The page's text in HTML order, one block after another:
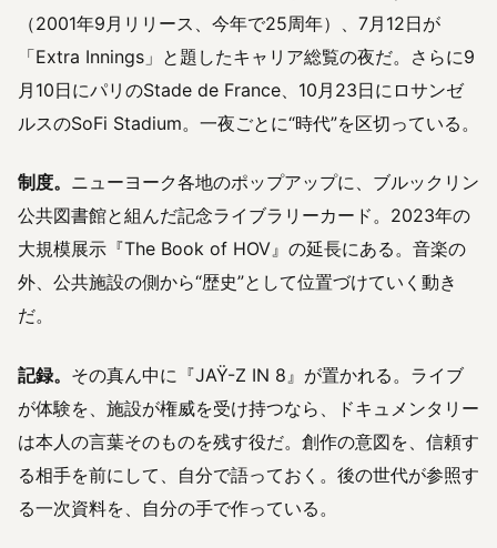
（2001年9月リリース、今年で25周年）、7月12日が
「Extra Innings」と題したキャリア総覧の夜だ。さらに9
月10日にパリのStade de France、10月23日にロサンゼ
ルスのSoFi Stadium。一夜ごとに“時代”を区切っている。
制度。 ニューヨーク各地のポップアップに、ブルックリン
公共図書館と組んだ記念ライブラリーカード。2023年の
大規模展示『The Book of HOV』の延長にある。音楽の
外、公共施設の側から“歴史”として位置づけていく動き
だ。
記録。 その真ん中に『JAŸ-Z IN 8』が置かれる。ライブ
が体験を、施設が権威を受け持つなら、ドキュメンタリー
は本人の言葉そのものを残す役だ。創作の意図を、信頼す
る相手を前にして、自分で語っておく。後の世代が参照す
る一次資料を、自分の手で作っている。